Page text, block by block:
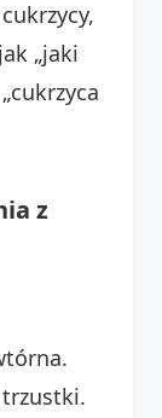
„jaki
z